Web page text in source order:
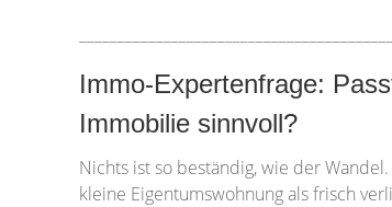
Immo-Expertenfrage:
Immobilie sinnvoll?
Nichts ist so beständig, wie der
kleine Eigentumswohnung als frisch